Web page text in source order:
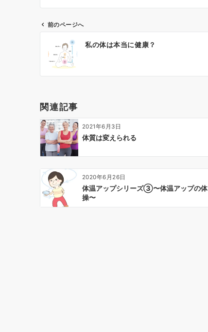
シ
ョ
ン
前のページへ
私の体は本当に健康？
関連記事
2021年6月3日
体質は変えられる
2020年6月26日
体温アップシリーズ③〜体温アップの体
操〜